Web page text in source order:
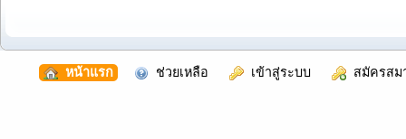
หน้าแรก ช่วยเหลือ เข้าสู่ระบบ สมัครสม